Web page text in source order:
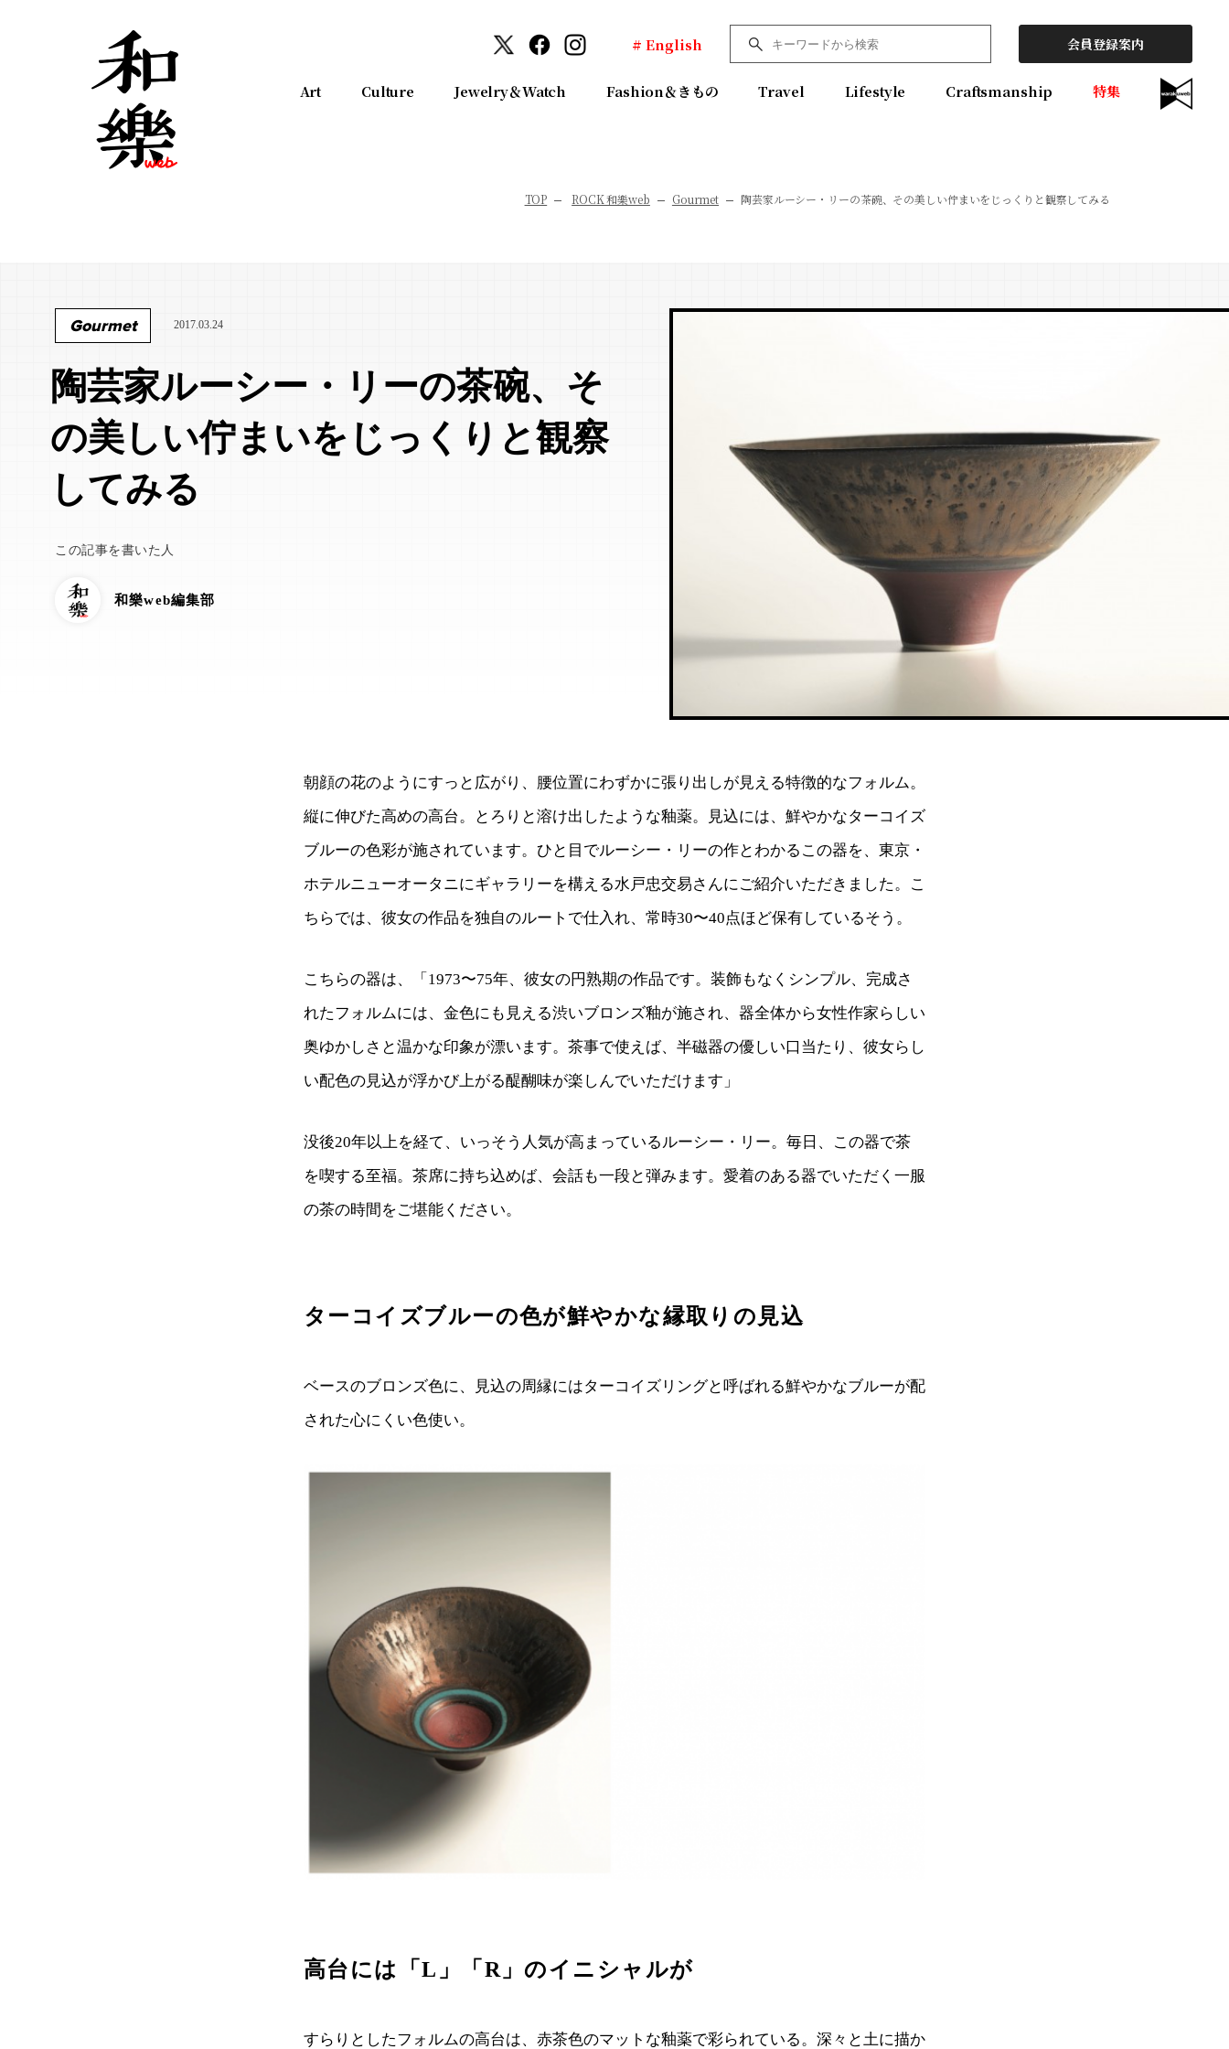
# English 会員登録案内
Art Culture Jewelry＆Watch Fashion＆きもの Travel Lifestyle Craftsmanship 特集
TOP ROCK 和樂web Gourmet 陶芸家ルーシー・リーの茶碗、その美しい佇まいをじっくりと観察してみる
Gourmet 2017.03.24
陶芸家ルーシー・リーの茶碗、そ
の美しい佇まいをじっくりと観察
してみる
この記事を書いた人
和樂web編集部
朝顔の花のようにすっと広がり、腰位置にわずかに張り出しが見える特徴的なフォルム。
縦に伸びた高めの高台。とろりと溶け出したような釉薬。見込には、鮮やかなターコイズ
ブルーの色彩が施されています。ひと目でルーシー・リーの作とわかるこの器を、東京・
ホテルニューオータニにギャラリーを構える水戸忠交易さんにご紹介いただきました。こ
ちらでは、彼女の作品を独自のルートで仕入れ、常時30〜40点ほど保有しているそう。
こちらの器は、「1973〜75年、彼女の円熟期の作品です。装飾もなくシンプル、完成さ
れたフォルムには、金色にも見える渋いブロンズ釉が施され、器全体から女性作家らしい
奥ゆかしさと温かな印象が漂います。茶事で使えば、半磁器の優しい口当たり、彼女らし
い配色の見込が浮かび上がる醍醐味が楽しんでいただけます」
没後20年以上を経て、いっそう人気が高まっているルーシー・リー。毎日、この器で茶
を喫する至福。茶席に持ち込めば、会話も一段と弾みます。愛着のある器でいただく一服
の茶の時間をご堪能ください。
ターコイズブルーの色が鮮やかな縁取りの見込
ベースのブロンズ色に、見込の周縁にはターコイズリングと呼ばれる鮮やかなブルーが配
された心にくい色使い。
高台には「L」「R」のイニシャルが
すらりとしたフォルムの高台は、赤茶色のマットな釉薬で彩られている。深々と土に描か